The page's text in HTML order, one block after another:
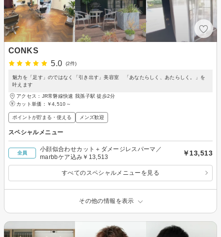
CONKS
5.0
(2件)
魅力を「足す」のではなく「引き出す」美容室 「あなたらしく、あたらしく。」を
叶えます
アクセス：JR常磐線快速 我孫子駅 徒歩2分
カット単価： ￥4,510～
ポイントが貯まる・使える メンズ歓迎
スペシャルメニュー
全員
小顔似合わせカット＋ダメージレスパーマ／
marbbケア込み￥13,513
￥13,513
すべてのスペシャルメニューを見る
その他の情報を表示